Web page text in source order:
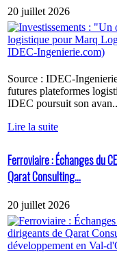
20 juillet 2026
Source : IDEC-
futures plateformes
IDEC poursuit son
Lire la suite
Ferroviaire : Échanges du
Qarat Consulting...
20 juillet 2026